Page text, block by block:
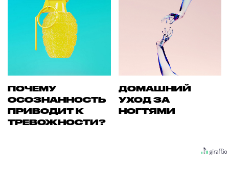
ПОЧЕМУ
ОСОЗНАННОСТЬ
ПРИВОДИТ К
ТРЕВОЖНОСТИ?
ДОМАШНИЙ
УХОД ЗА
НОГТЯМИ